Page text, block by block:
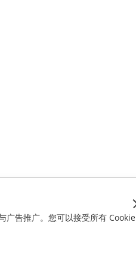
广告推广。您可以接受所有 Cookie